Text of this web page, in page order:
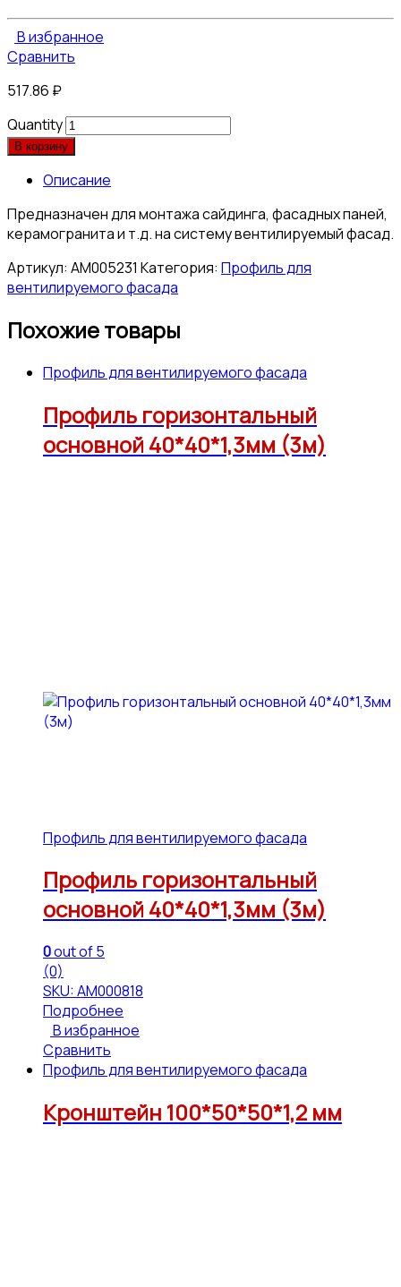
В избранное
Сравнить
517.86 ₽
Quantity
В корзину
Описание
Предназначен для монтажа сайдинга, фасадных паней,
керамогранита и т.д. на систему вентилируемый фасад.
Артикул: АМ005231 Категория: Профиль для
вентилируемого фасада
Похожие товары
Профиль для вентилируемого фасада
Профиль горизонтальный
основной 40*40*1,3мм (3м)
Профиль для вентилируемого фасада
Профиль горизонтальный
основной 40*40*1,3мм (3м)
0out of 5
(0)
SKU: АМ000818
Подробнее
В избранное
Сравнить
Профиль для вентилируемого фасада
Кронштейн 100*50*50*1,2 мм